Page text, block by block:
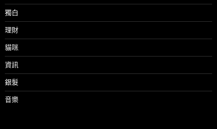
獨白
理財
貓咪
資訊
銀髮
音樂